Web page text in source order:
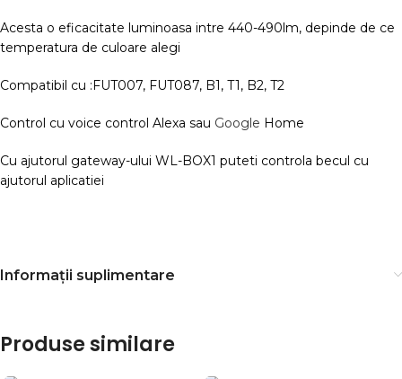
Acesta o eficacitate luminoasa intre 440-490lm, depinde de ce
temperatura de culoare alegi
Compatibil cu :FUT007, FUT087, B1, T1, B2, T2
Control cu voice control Alexa sau Google Home
Cu ajutorul gateway-ului WL-BOX1 puteti controla becul cu
ajutorul aplicatiei
Informații suplimentare
Produse similare